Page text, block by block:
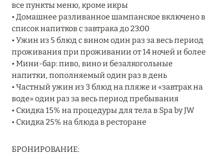
ЗАБРОНИРУЙТЕ FOUR SEASONS RESORT
DUBAI AT JUMEIRAH BEACH ПО ЛУЧШИМ
ЦЕНАМ
Подробнее
04 апреля 2025
ATLANTIS THE PALM: НОВЫЙ ПАКЕТ
НАПИТКОВ ДЛЯ HB И FB
все пункты меню, кроме икры
• Домашнее разливанное шампанское включено в
список напитков с завтрака до 23:00
• Ужин из 5 блюд с вином один раз за весь период
проживания при проживании от 14 ночей и более
• Мини-бар: пиво, вино и безалкогольные
напитки, пополняемый один раз в день
• Частный ужин из 3 блюд на пляже и «завтрак на
воде» один раз за весь период пребывания
• Скидка 15% на процедуры для тела в Spa by JW
• Скидка 25% на блюда в ресторане
БРОНИРОВАНИЕ: